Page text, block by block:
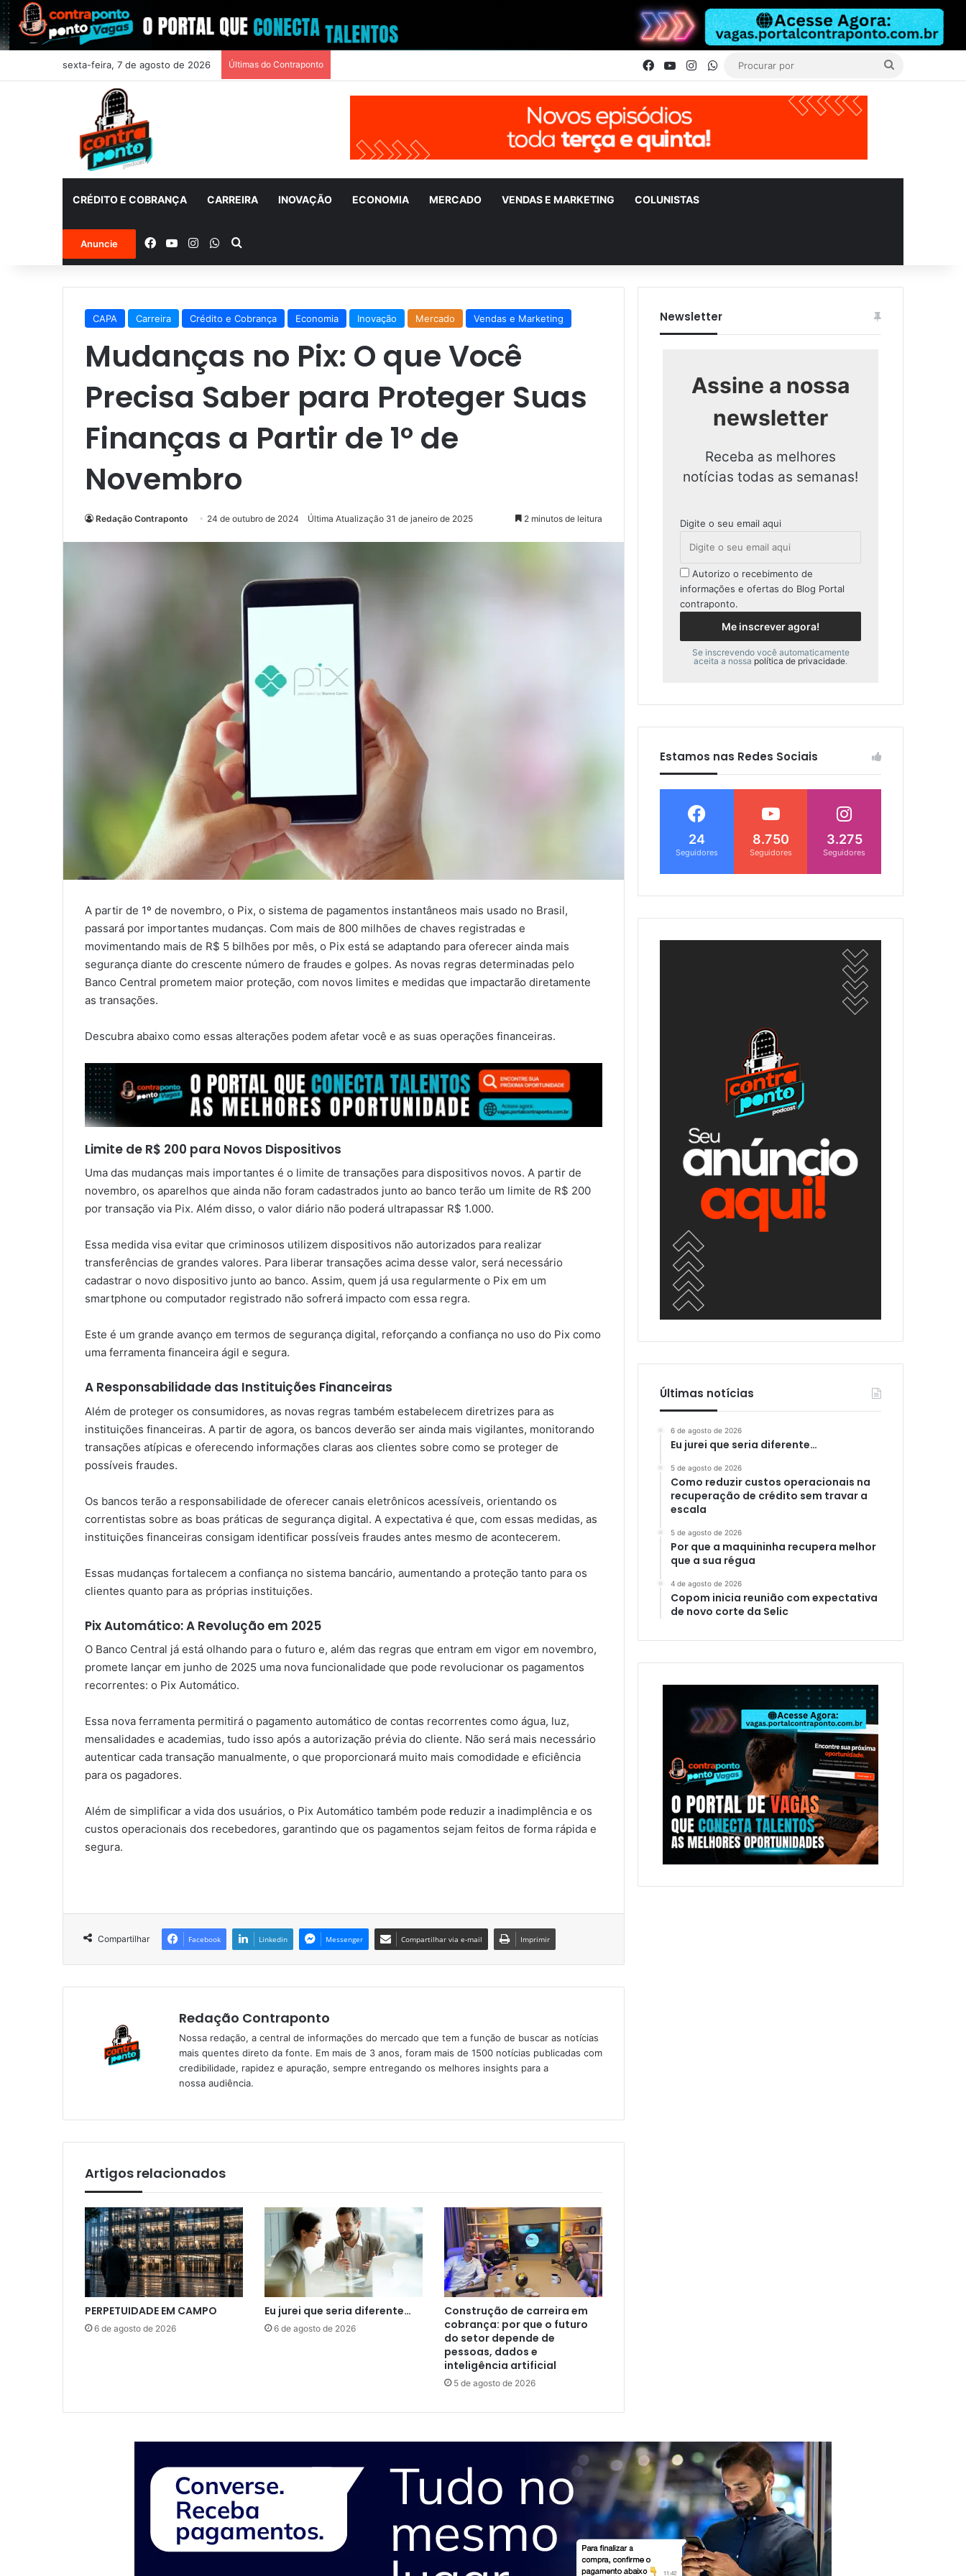
sexta-feira, 7 de agosto de 2026 Últimas do Contraponto Facebook
YouTubeInstagramWhatsApp
CRÉDITO E COBRANÇA CARREIRA INOVAÇÃO ECONOMIA MERCADO VENDAS E MARKETING COLUNISTAS
Anuncie Facebook
YouTubeInstagramWhatsApp
Procurar por
CAPA Carreira Crédito e Cobrança Economia Inovação Mercado Vendas e Marketing
Mudanças no Pix: O que Você
Precisa Saber para Proteger Suas
Finanças a Partir de 1º de
Novembro
Redação Contraponto 24 de outubro de 2024 Última Atualização 31 de janeiro de 2025 2 minutos de leitura
A partir de 1º de novembro, o Pix, o sistema de pagamentos instantâneos mais usado no Brasil,
passará por importantes mudanças. Com mais de 800 milhões de chaves registradas e
movimentando mais de R$ 5 bilhões por mês, o Pix está se adaptando para oferecer ainda mais
segurança diante do crescente número de fraudes e golpes. As novas regras determinadas pelo
Banco Central prometem maior proteção, com novos limites e medidas que impactarão diretamente
as transações.
Descubra abaixo como essas alterações podem afetar você e as suas operações financeiras.
Limite de R$ 200 para Novos Dispositivos
Uma das mudanças mais importantes é o limite de transações para dispositivos novos. A partir de
novembro, os aparelhos que ainda não foram cadastrados junto ao banco terão um limite de R$ 200
por transação via Pix. Além disso, o valor diário não poderá ultrapassar R$ 1.000.
Essa medida visa evitar que criminosos utilizem dispositivos não autorizados para realizar
transferências de grandes valores. Para liberar transações acima desse valor, será necessário
cadastrar o novo dispositivo junto ao banco. Assim, quem já usa regularmente o Pix em um
smartphone ou computador registrado não sofrerá impacto com essa regra.
Este é um grande avanço em termos de segurança digital, reforçando a confiança no uso do Pix como
uma ferramenta financeira ágil e segura.
A Responsabilidade das Instituições Financeiras
Além de proteger os consumidores, as novas regras também estabelecem diretrizes para as
instituições financeiras. A partir de agora, os bancos deverão ser ainda mais vigilantes, monitorando
transações atípicas e oferecendo informações claras aos clientes sobre como se proteger de
possíveis fraudes.
Os bancos terão a responsabilidade de oferecer canais eletrônicos acessíveis, orientando os
correntistas sobre as boas práticas de segurança digital. A expectativa é que, com essas medidas, as
instituições financeiras consigam identificar possíveis fraudes antes mesmo de acontecerem.
Essas mudanças fortalecem a confiança no sistema bancário, aumentando a proteção tanto para os
clientes quanto para as próprias instituições.
Pix Automático: A Revolução em 2025
O Banco Central já está olhando para o futuro e, além das regras que entram em vigor em novembro,
promete lançar em junho de 2025 uma nova funcionalidade que pode revolucionar os pagamentos
recorrentes: o Pix Automático.
Essa nova ferramenta permitirá o pagamento automático de contas recorrentes como água, luz,
mensalidades e academias, tudo isso após a autorização prévia do cliente. Não será mais necessário
autenticar cada transação manualmente, o que proporcionará muito mais comodidade e eficiência
para os pagadores.
Além de simplificar a vida dos usuários, o Pix Automático também pode reduzir a inadimplência e os
custos operacionais dos recebedores, garantindo que os pagamentos sejam feitos de forma rápida e
segura.
Compartilhar Facebook Linkedin Messenger Compartilhar via e-mail Imprimir
Redação Contraponto
Nossa redação, a central de informações do mercado que tem a função de buscar as notícias
mais quentes direto da fonte. Em mais de 3 anos, foram mais de 1500 notícias publicadas com
credibilidade, rapidez e apuração, sempre entregando os melhores insights para a
nossa audiência.
Artigos relacionados
PERPETUIDADE EM CAMPO
6 de agosto de 2026
Eu jurei que seria diferente…
6 de agosto de 2026
Construção de carreira em
cobrança: por que o futuro
do setor depende de
pessoas, dados e
inteligência artificial
5 de agosto de 2026
Newsletter
Assine a nossa
newsletter
Receba as melhores
notícias todas as semanas!
Digite o seu email aqui
Autorizo o recebimento de
informações e ofertas do Blog Portal
contraponto.
Se inscrevendo você automaticamente
aceita a nossa política de privacidade.
Estamos nas Redes Sociais
24
Seguidores
8.750
Seguidores
3.275
Seguidores
Últimas notícias
6 de agosto de 2026
Eu jurei que seria diferente…
5 de agosto de 2026
Como reduzir custos operacionais na
recuperação de crédito sem travar a
escala
5 de agosto de 2026
Por que a maquininha recupera melhor
que a sua régua
4 de agosto de 2026
Copom inicia reunião com expectativa
de novo corte da Selic